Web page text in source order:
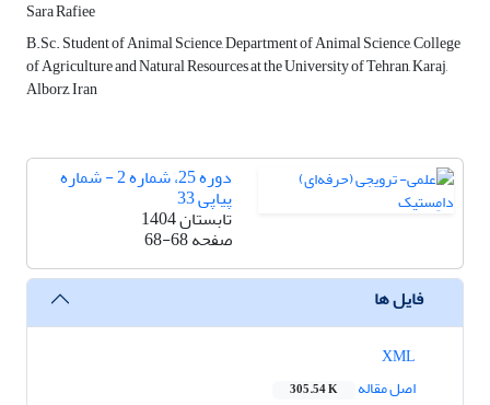
Sara Rafiee
B.Sc. Student of Animal Science, Department of Animal Science, College
of Agriculture and Natural Resources at the University of Tehran, Karaj,
Alborz, Iran
دوره 25، شماره 2 - شماره
پیاپی 33
تابستان 1404
صفحه68-68
فایل ها
اصل مقاله
305.54 K